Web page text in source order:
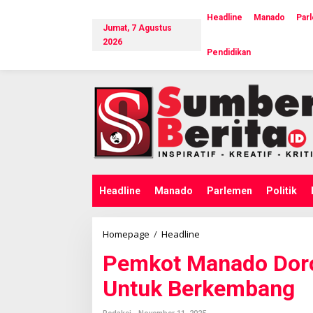
i
Jumat, 7 Agustus
2026
Headline Manado
Pendidikan
Headline Manado Parlemen Politik
Homepage / Headline
m
k
o
M
Pemkot Manado
Untuk Berkembang